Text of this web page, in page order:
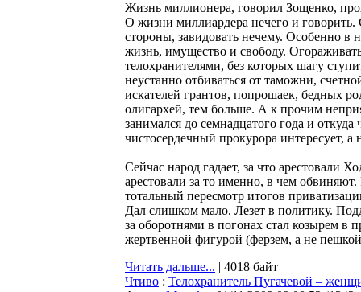
Жизнь миллионера, говорил Зощенко,
О жизни миллиардера нечего и
стороны, завидовать нечему. Особенно в
жизнь, имущество и свободу.
телохранителями, без которых шагу
неустанно отбиваться от таможни,
искателей грантов, попрошаек, бедных
олигархей, тем больше. А к прочим
занимался до семнадцатого года и
чистосердечный прокурора интересует, а
Сейчас народ гадает, за что арестовали
арестовали за то именно, в чем
тотальный пересмотр итогов
Дал слишком мало. Лезет в политику.
за оборотнями в погонах стал козырем в
жертвенной фигурой (ферзем, а не
Читать дальше... | 4018 байт
Чтиво : Телохранитель Пугачевой –